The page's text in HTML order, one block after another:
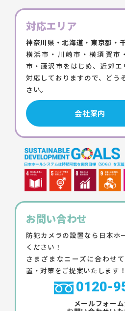
対応エリア
神奈川県・北海道・東京都・
横浜市・川崎市・横須賀市
市・藤沢市をはじめ、近郊エ
対応しておりますので、どう
さい。
会社案内
お問い合わせ
防犯カメラの設置なら日本ホ
ください！
さまざまなニーズに合わせ
置・対策をご提案いたします！
0120-
メールフォー